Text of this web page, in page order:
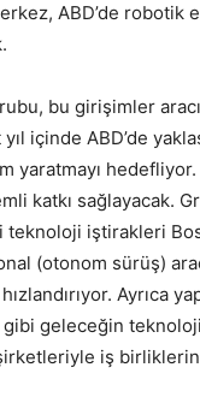
ABD’de robotik
bu girişimler
içinde ABD’de
yaratmayı
katkı sağlayacak.
teknoloji iştirakleri
(otonom sürüş)
Ayrıca
geleceğin
iş